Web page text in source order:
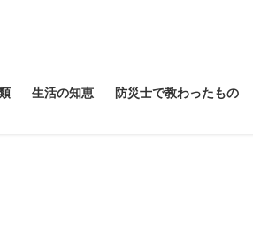
生活の知恵 防災士で教わったもの